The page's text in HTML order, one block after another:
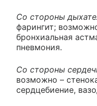
Со стороны
фарингит;
бронхиальная
пневмония.
Со стороны
возможно –
сердцебиение,